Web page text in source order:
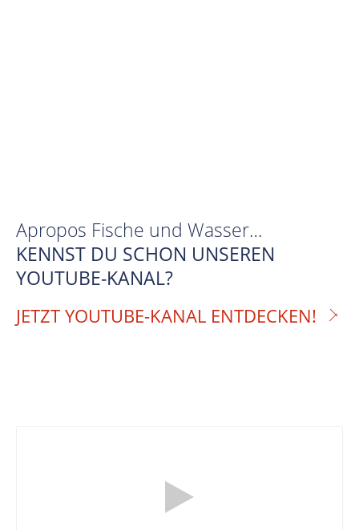
Apropos Fische und Wasser…
KENNST DU SCHON UNSEREN
YOUTUBE-KANAL?
JETZT YOUTUBE-KANAL ENTDECKEN!